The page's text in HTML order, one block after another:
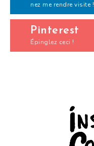
nez me rendre visite !
Pinterest
Épinglez ceci !